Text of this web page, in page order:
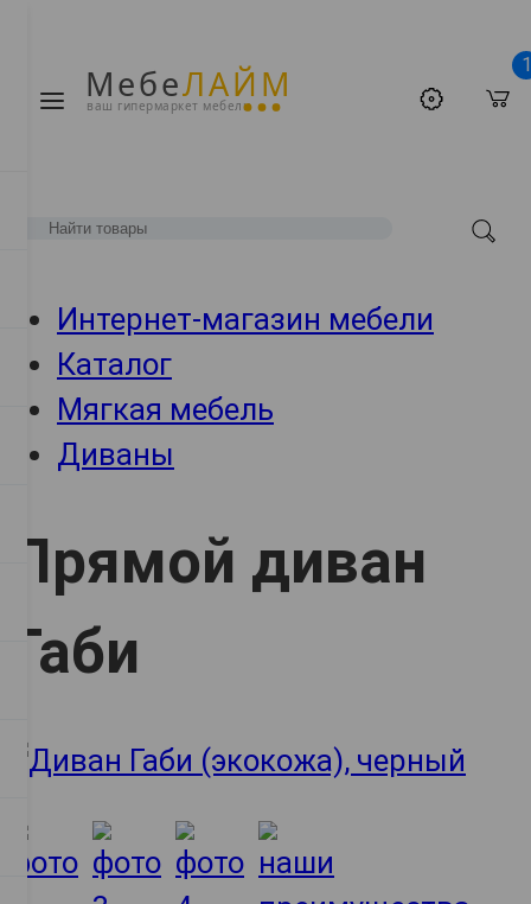
МебеЛАЙМ
ваш гипермаркет мебели
1
Интернет-магазин мебели
Каталог
Мягкая мебель
Диваны
Прямой диван
Габи